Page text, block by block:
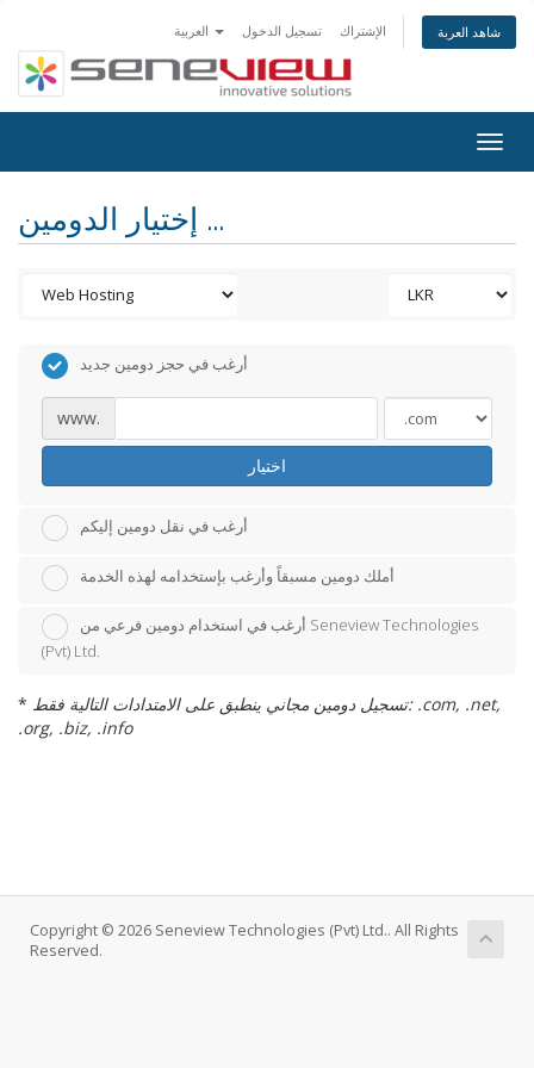
تسجيل الدخول الإشتراك شاهد العربة
إختيار الدومين ...
أرغب في حجز دومين جديد
www.
اختيار
أرغب في نقل دومين إليكم
أملك دومين مسبقاً وأرغب بإستخدامه لهذه الخدمة
أرغب في استخدام دومين فرعي من Seneview Technologies
(Pvt) Ltd.
* تسجيل دومين مجاني ينطبق على الامتدادات التالية فقط: .com, .net,
.org, .biz, .info
Copyright © 2026 Seneview Technologies (Pvt) Ltd.. All Rights
Reserved.